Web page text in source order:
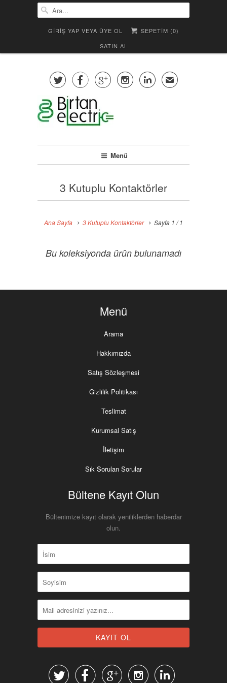
GIRIŞ YAP VEYA ÜYE OL SEPETIM (0)
SATIN AL
     ✉
Menü
3 Kutuplu Kontaktörler
Ana Sayfa 3 Kutuplu Kontaktörler Sayfa 1 / 1
Bu koleksiyonda ürün bulunamadı
Menü
Arama
Hakkımızda
Satış Sözleşmesi
Gizlilik Politikası
Teslimat
Kurumsal Satış
İletişim
Sık Sorulan Sorular
Bültene Kayıt Olun
Bültenimize kayıt olarak yeniliklerden haberdar
olun.